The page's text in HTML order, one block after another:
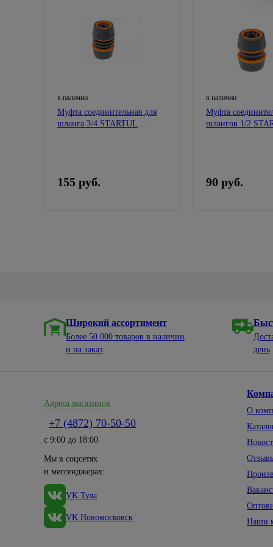
в наличии
Муфта соединительная для
шланга 3/4 STARTUL
155 руб.
в наличии
Муфта
шлангов 1/2
90 руб.
Широкий ассортимент
Более 50 000 товаров в наличии
и на заказ
день
Адреса магазинов
+7 (4872) 70-50-50
с 9:00 до 18:00
Мы в соцсетях
и мессенджерах:
VK Тула
VK Новомосковск
О
Наши